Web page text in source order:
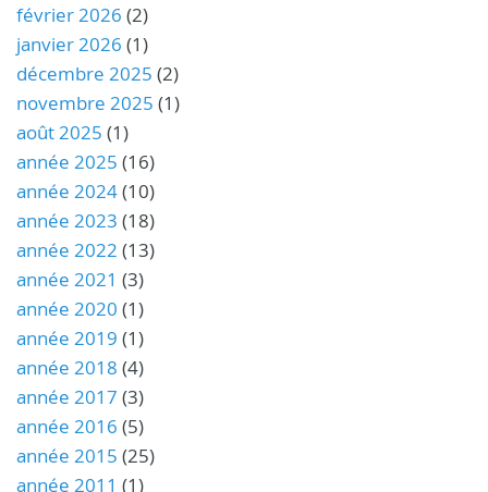
février 2026 (2)
janvier 2026 (1)
décembre 2025 (2)
novembre 2025 (1)
août 2025 (1)
année 2025 (16)
année 2024(10)
année 2023 (18)
année 2022 (13)
année 2021 (3)
année 2020 (1)
année 2019 (1)
année 2018 (4)
année 2017 (3)
année 2016 (5)
année 2015 (25)
année 2011 (1)